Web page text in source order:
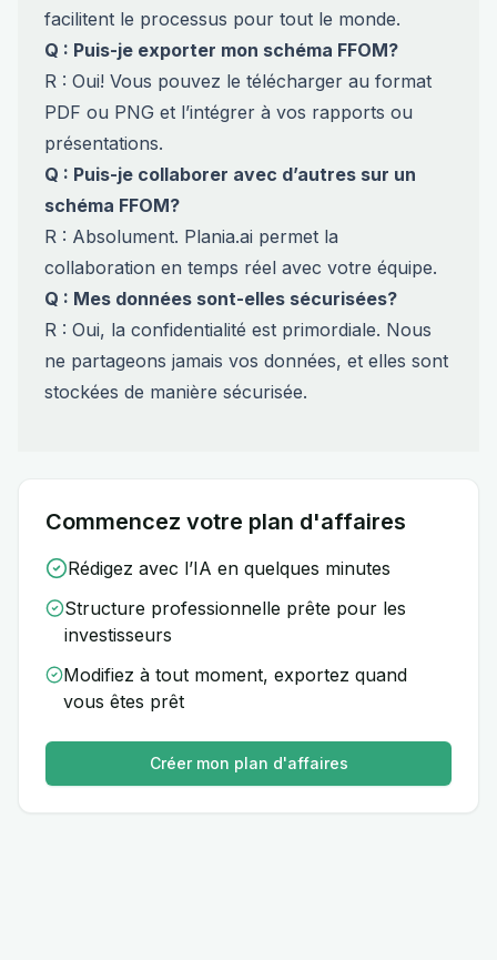
facilitent le processus pour tout le monde.
Q : Puis-je exporter mon schéma FFOM?
R : Oui! Vous pouvez le télécharger au format
PDF ou PNG et l’intégrer à vos rapports ou
présentations.
Q : Puis-je collaborer avec d’autres sur un
schéma FFOM?
R : Absolument. Plania.ai permet la
collaboration en temps réel avec votre équipe.
Q : Mes données sont-elles sécurisées?
R : Oui, la confidentialité est primordiale. Nous
ne partageons jamais vos données, et elles sont
stockées de manière sécurisée.
Commencez votre plan d'affaires
Rédigez avec l’IA en quelques minutes
Structure professionnelle prête pour les
investisseurs
Modifiez à tout moment, exportez quand
vous êtes prêt
Créer mon plan d'affaires